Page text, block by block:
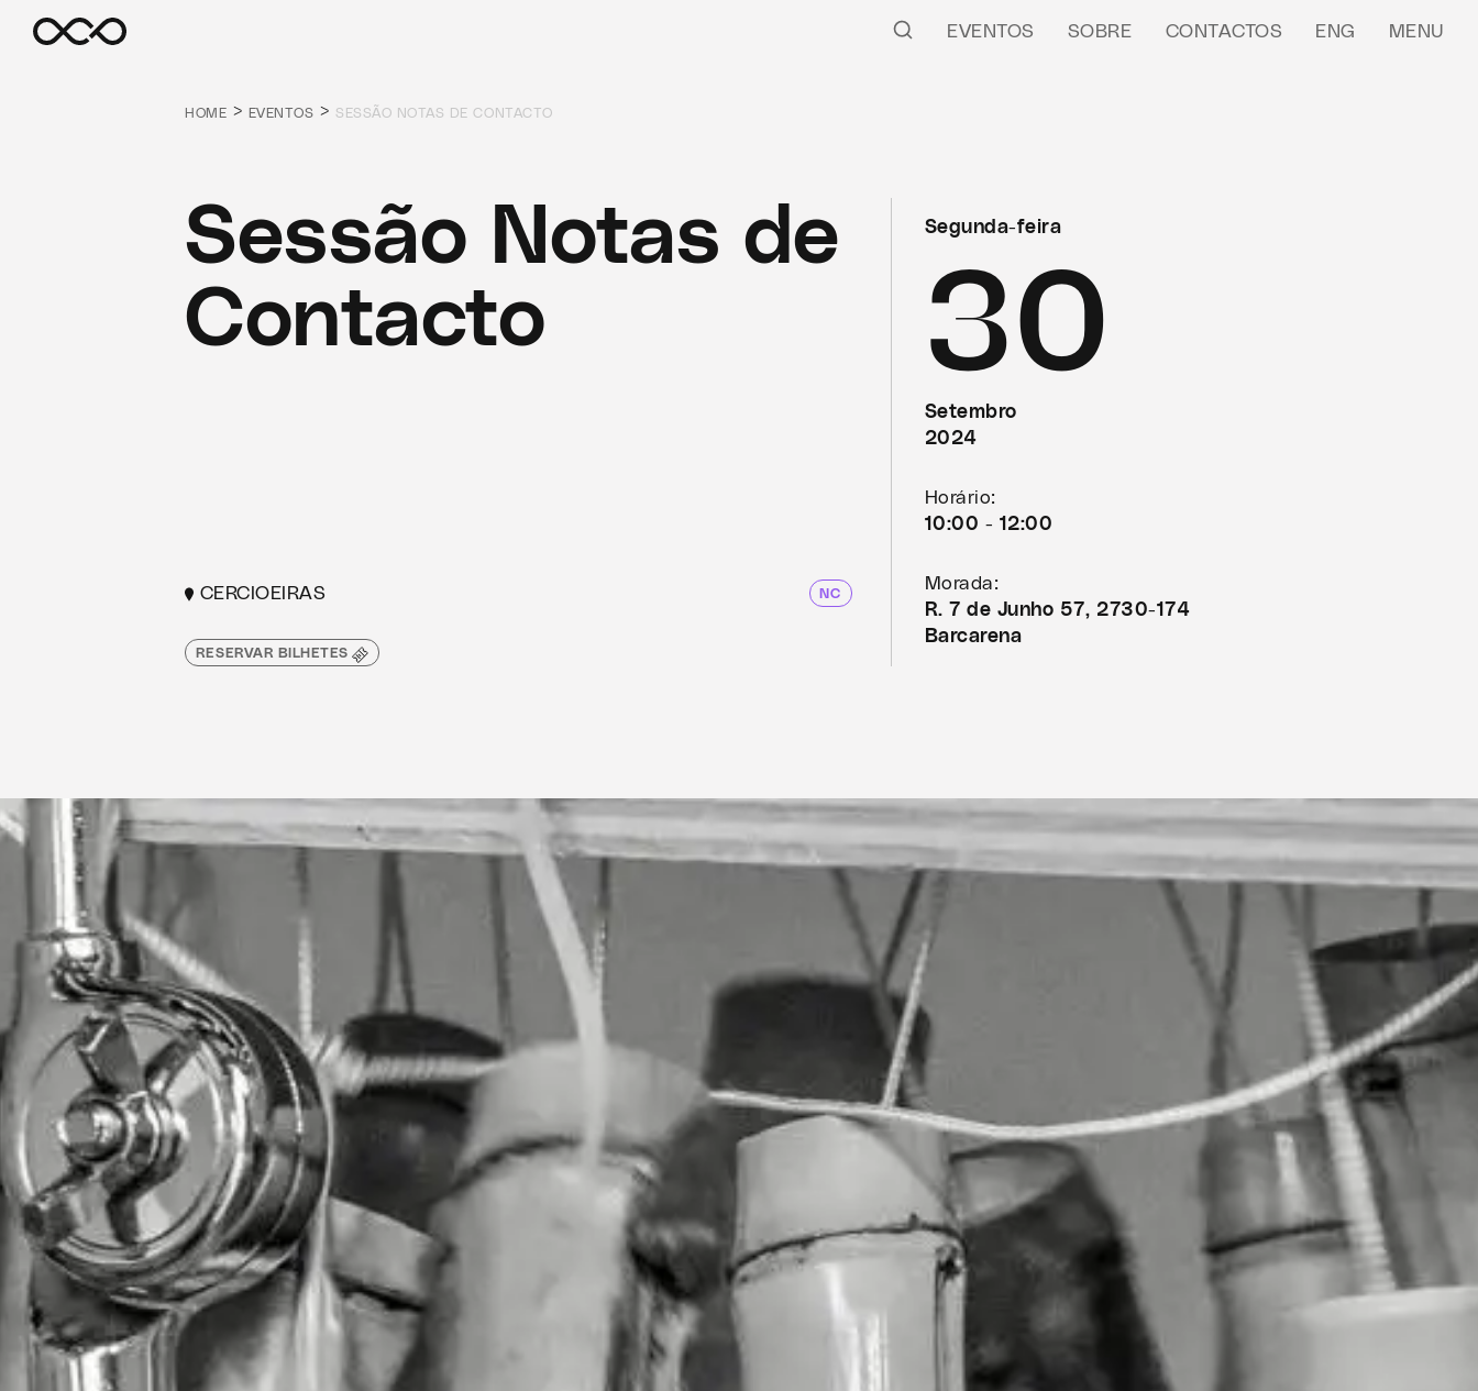
EVENTOS SOBRE CONTACTOS ENG MENU
HOME > EVENTOS > SESSÃO NOTAS DE CONTACTO
Sessão Notas de
Contacto
CERCIOEIRAS NC
RESERVAR BILHETES
Segunda-feira
30
Setembro
2024
Horário:
10:00 - 12:00
Morada:
R. 7 de Junho 57, 2730-174
Barcarena